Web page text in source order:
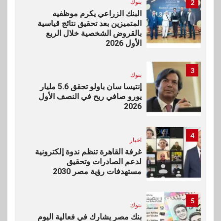
2 بنوك
البنك الزراعي يكرم موظفيه
المتميزين بعد تحقيق نتائج قياسية
بالقروض الشخصية خلال الربع
الأول 2026
3
بنوك
إنتيسا سان باولو تحقق 5.6 مليار
يورو صافي ربح في النصف الأول
2026
4
اخبار
غرفة القاهرة تنظم ندوة إلكترونية
لدعم الصادرات وتحقيق
مستهدفات رؤية مصر 2030
5
بنوك
بنك مصر يشارك في فعالية اليوم